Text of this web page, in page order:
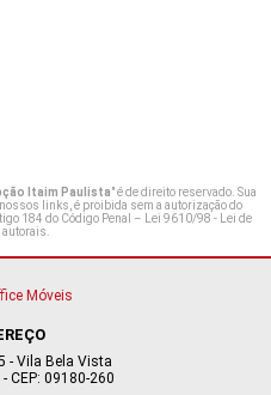
Itaim Paulista" é de direito reservado. Sua
links, é proibida sem a autorização do
184 do Código Penal – Lei 9610/98 - Lei de
.
- Vila Bela Vista
CEP: 09180-260